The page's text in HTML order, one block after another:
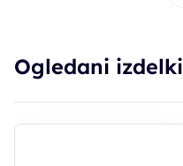
Ogledani izdelki